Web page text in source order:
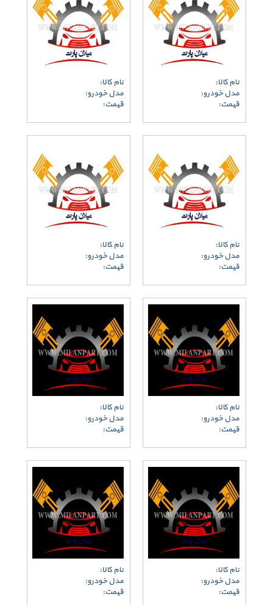
نام کالا:
مدل خودرو:
قیمت:
نام کالا:
مدل خودرو:
قیمت:
نام کالا:
مدل خودرو:
قیمت:
نام کالا:
مدل خودرو:
قیمت:
نام کالا:
مدل خودرو:
قیمت:
نام کالا:
مدل خودرو:
قیمت:
نام کالا:
مدل خودرو:
قیمت:
نام کالا:
مدل خودرو:
قیمت: